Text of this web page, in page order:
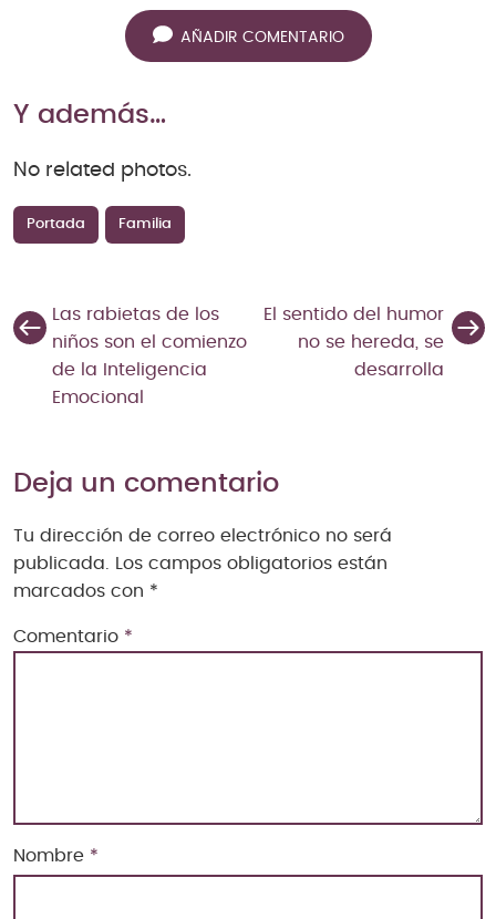
AÑADIR COMENTARIO
Y además…
No related photos.
Portada Familia
Las rabietas de los
niños son el comienzo
de la Inteligencia
Emocional
El sentido del humor
no se hereda, se
desarrolla
Deja un comentario
Tu dirección de correo electrónico no será
publicada.
Los campos obligatorios están
marcados con *
Comentario *
Nombre *